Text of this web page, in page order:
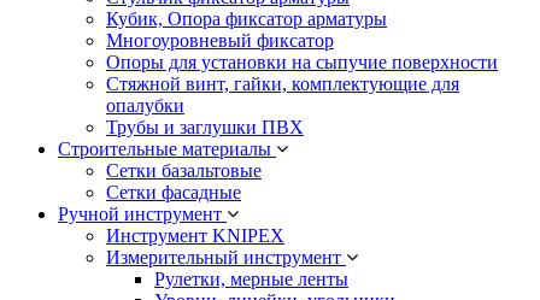
Кубик, Опора фиксатор арматуры
Многоуровневый фиксатор
Опоры для установки на сыпучие поверхности
Стяжной винт, гайки, комплектующие для
опалубки
Трубы и заглушки ПВХ
Строительные материалы
Сетки базальтовые
Сетки фасадные
Ручной инструмент
Инструмент KNIPEX
Измерительный инструмент
Рулетки, мерные ленты